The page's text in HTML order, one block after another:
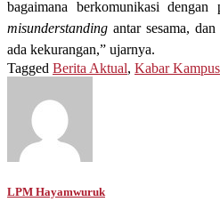
bagaimana berkomunikasi
misunderstanding antar sesama,
ada kekurangan,” ujarnya.
Tagged Berita Aktual, Kabar Kampus
LPM Hayamwuruk